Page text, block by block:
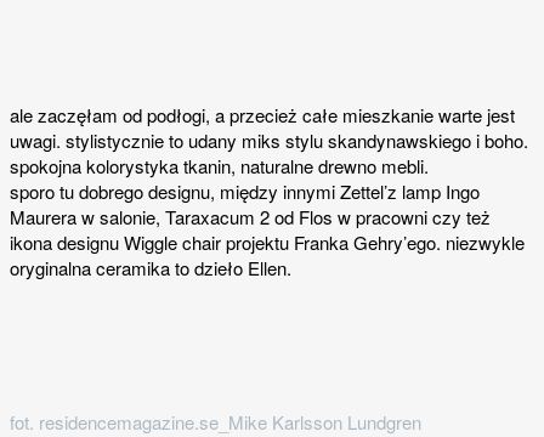
ale zaczęłam od podłogi, a przecież całe mieszkanie warte jest
uwagi. stylistycznie to udany miks stylu skandynawskiego i boho.
spokojna kolorystyka tkanin, naturalne drewno mebli.
sporo tu dobrego designu, między innymi Zettel’z lamp Ingo
Maurera w salonie, Taraxacum 2 od Flos w pracowni czy też
ikona designu Wiggle chair projektu Franka Gehry’ego. niezwykle
oryginalna ceramika to dzieło Ellen.
fot. residencemagazine.se_Mike Karlsson Lundgren